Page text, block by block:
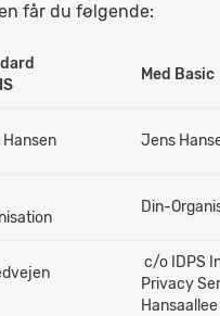
får du følgende:
Med Basic
Jens
Din-
c/o IDPS
Privacy
Hansaallee